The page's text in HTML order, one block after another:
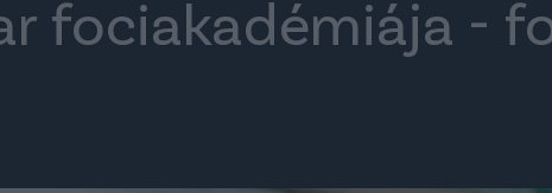
fociakadémiája -